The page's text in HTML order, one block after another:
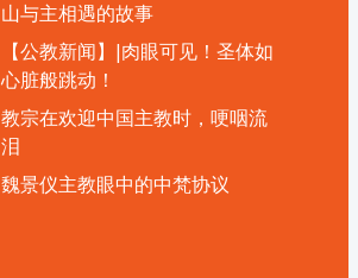
山与主相遇的故事
【公教新闻】|肉眼可见！圣体如
心脏般跳动！
教宗在欢迎中国主教时，哽咽流
泪
魏景仪主教眼中的中梵协议